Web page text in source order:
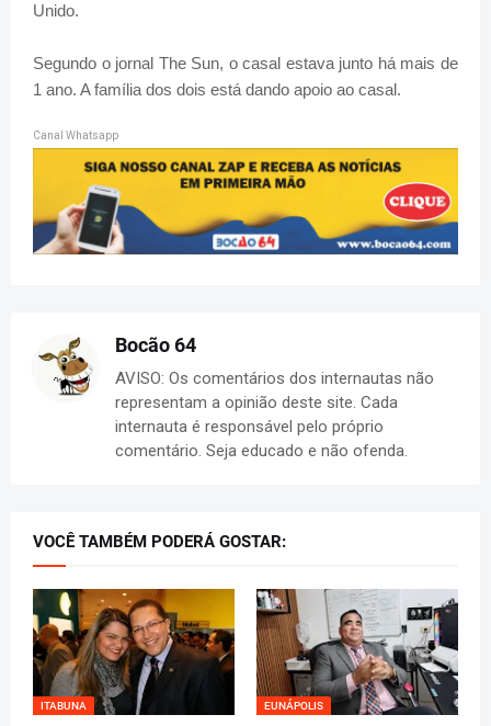
Unido.
Segundo o jornal The Sun, o casal estava junto há mais de
1 ano. A família dos dois está dando apoio ao casal.
Canal Whatsapp
Bocão 64
AVISO: Os comentários dos internautas não
representam a opinião deste site. Cada
internauta é responsável pelo próprio
comentário. Seja educado e não ofenda.
VOCÊ TAMBÉM PODERÁ GOSTAR:
ITABUNA EUNÁPOLIS